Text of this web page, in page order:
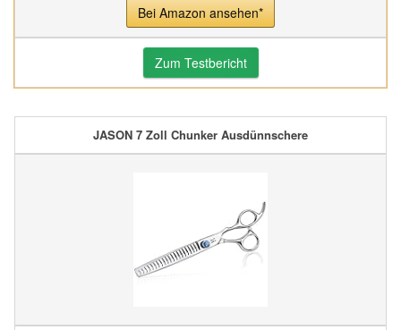
Bei Amazon ansehen*
Zum Testbericht
JASON 7 Zoll Chunker Ausdünnschere